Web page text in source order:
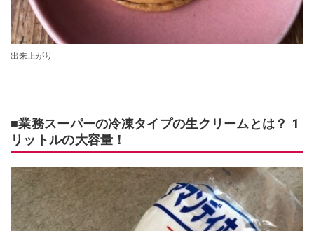
出来上がり
■業務スーパーの冷凍タイプの生クリームとは？ 1
リットルの大容量！